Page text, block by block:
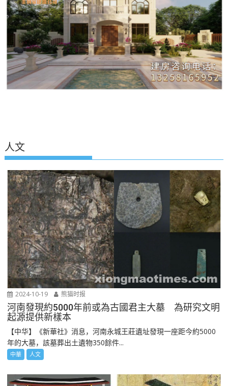
人文
2024-10-19 熊猫时报
河南發現約5000年前或為古國君主大墓 為研究文明
起源提供新樣本
【中华】《新華社》消息，河南永城王莊遺址發現一座距今約5000
年的大墓，該墓葬出土遺物350餘件...
中華 人文